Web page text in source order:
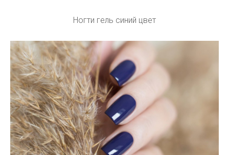
Ногти гель синий цвет